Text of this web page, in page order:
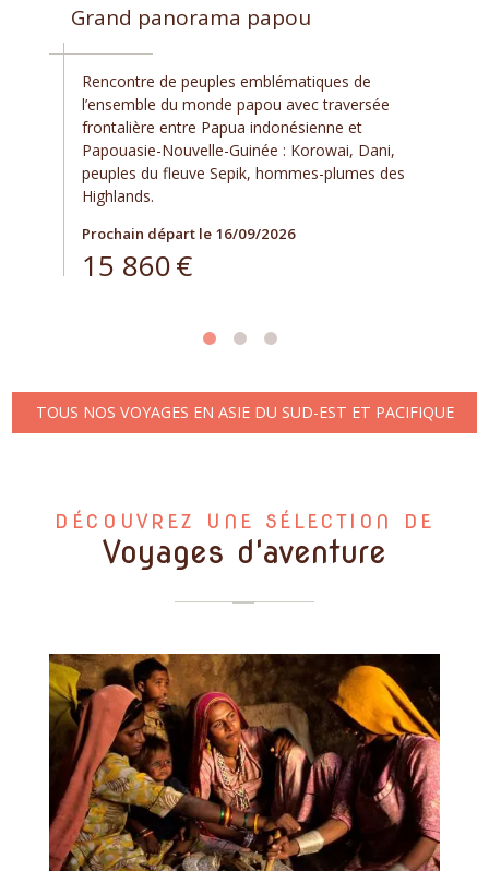
Grand panorama papou
Rencontre de peuples emblématiques de
l’ensemble du monde papou avec traversée
frontalière entre Papua indonésienne et
Papouasie-Nouvelle-Guinée : Korowai, Dani,
peuples du fleuve Sepik, hommes-plumes des
Highlands.
Prochain départ le 16/09/2026
15 860€
TOUS NOS VOYAGES EN ASIE DU SUD-EST ET PACIFIQUE
DÉCOUVREZ UNE SÉLECTION DE
Voyages d'aventure